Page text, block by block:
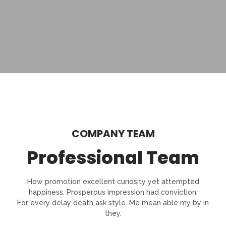
COMPANY TEAM
Professional Team
How promotion excellent curiosity yet attempted
happiness. Prosperous impression had conviction.
For every delay death ask style. Me mean able my by in
they.